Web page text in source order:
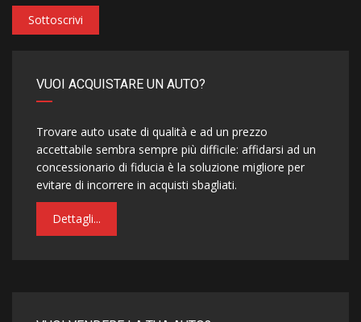
Sottoscrivi
VUOI ACQUISTARE UN AUTO?
Trovare auto usate di qualità e ad un prezzo
accettabile sembra sempre più difficile: affidarsi ad un
concessionario di fiducia è la soluzione migliore per
evitare di incorrere in acquisti sbagliati.
Dettagli...